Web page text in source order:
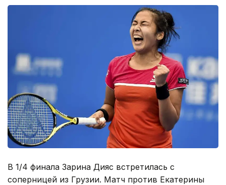
В 1/4 финала Зарина Дияс встретилась с
соперницей из Грузии. Матч против Екатерины